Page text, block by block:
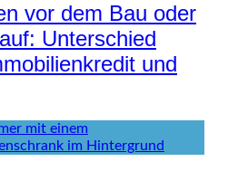
vor dem Bau oder
Unterschied
und